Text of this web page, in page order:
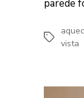
parede
Etiquetas
vista